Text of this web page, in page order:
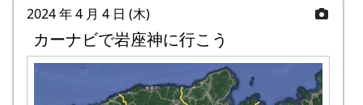
2024 年 4 月 4 日 (木)
カーナビで岩座神に行こう